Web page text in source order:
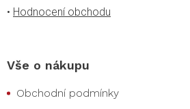
• Hodnocení obchodu
Vše o nákupu
Obchodní podmínky